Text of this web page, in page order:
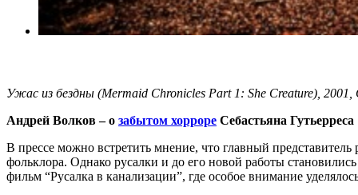
Ужас из бездны (Mermaid Chronicles Part 1: She Creature), 2001,
Андрей Волков – о забытом хорроре Себастьяна Гутьерреса
В прессе можно встретить мнение, что главный
фольклора. Однако русалки и до его новой работы
фильм “Русалка в канализации”, где особое внимание